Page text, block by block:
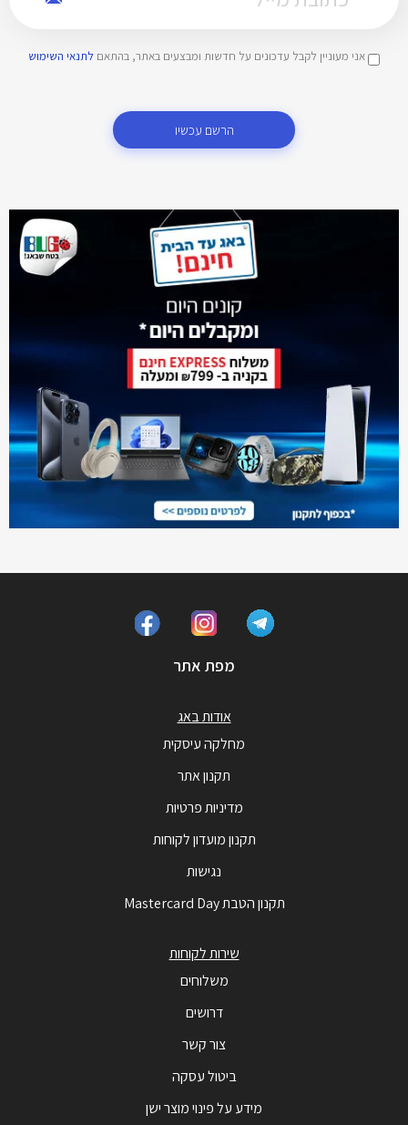
אני מעוניין לקבל עדכונים על חדשות ומבצעים באתר, בהתאם לתנאי השימוש
הרשם עכשיו
מפת אתר
אודות באג
מחלקה עיסקית
תקנון אתר
מדיניות פרטיות
תקנון מועדון לקוחות
נגישות
תקנון הטבת Mastercard Day
שירות לקוחות
משלוחים
דרושים
צור קשר
ביטול עסקה
מידע על פינוי מוצר ישן